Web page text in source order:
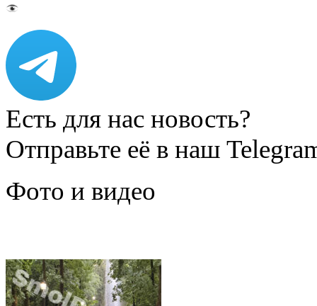
Есть для нас новость?
Отправьте её в наш
Фото и видео